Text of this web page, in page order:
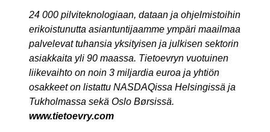
24 000 pilviteknologiaan, dataan ja ohjelmistoihin
erikoistunutta asiantuntijaamme ympäri maailmaa
palvelevat tuhansia yksityisen ja julkisen sektorin
asiakkaita yli 90 maassa. Tietoevryn vuotuinen
liikevaihto on noin 3 miljardia euroa ja yhtiön
osakkeet on listattu NASDAQissa Helsingissä ja
Tukholmassa sekä Oslo Børsissä.
www.tietoevry.com